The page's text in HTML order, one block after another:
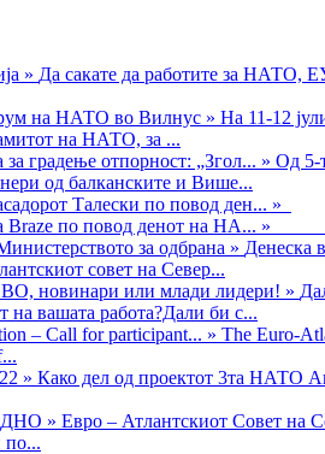
» Да сакате да работите за НАТО,
на НАТО во Вилнус » На 11-12
на НАТО, за ...
градење отпорност: „Згол... » Од 5-
од балканските и Више...
Талески по повод ден... »
Braze по повод денот на НА... »
за одбрана » Денеска
совет на Север...
новинари или млади лидери! »
на вашата работа?Дали би с...
– Call for participant... » The Euro-
» Како дел од проектот 3та НАТО
» Евро – Атлантскиот Совет на